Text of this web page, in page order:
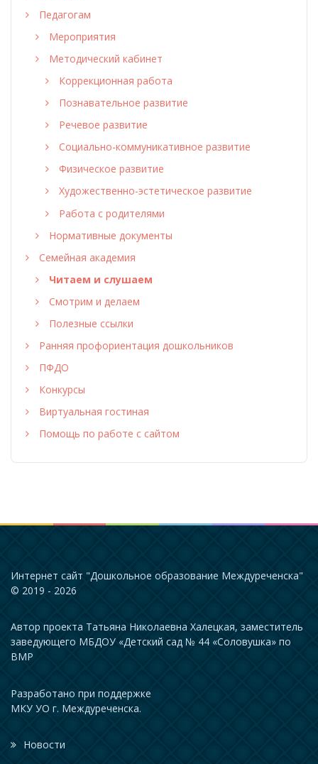
Педагогам
Мероприятия
Методический кабинет
Коррекционная работа
Познавательное развитие
Речевое развитие
Социально-коммуникативное развитие
Физическое развитие
Художественно-эстетическое развитие
Работа с родителями
Нормативные документы
Семейная академия
Читаем и слушаем
Смотрим и делаем
Полезные ссылки
Ранняя профориентация дошкольников
ПФДО
Конкурсы
Виртуальная гостиная
Помощь по работе с сайтом
Интернет сайт "Дошкольное образование Междуреченска"
© 2019 - 2026
Автор проекта Татьяна Николаевна Халецкая, заместитель
заведующего МБДОУ «Детский сад № 44 «Соловушка» по
ВМР
Разработано при поддержке
МКУ УО г. Междуреченска.
Новости